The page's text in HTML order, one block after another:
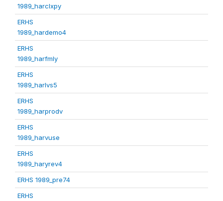
1989_harclxpy
ERHS
1989_hardemo4
ERHS
1989_harfmly
ERHS
1989_harlvs5
ERHS
1989_harprodv
ERHS
1989_harvuse
ERHS
1989_haryrev4
ERHS 1989_pre74
ERHS